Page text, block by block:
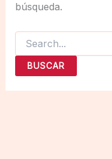
búsqueda.
Buscar
por: